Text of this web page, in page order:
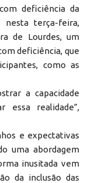
deficiência da
nesta terça-feira,
de Lourdes, um
deficiência, que
como as
a capacidade
essa realidade”,
e expectativas
uma abordagem
inusitada vem
da inclusão das